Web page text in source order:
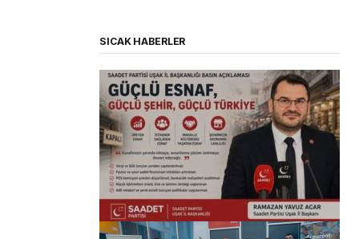
SICAK HABERLER
(başlıksız)
Alaattin Karahan tarafından 14/07/2026